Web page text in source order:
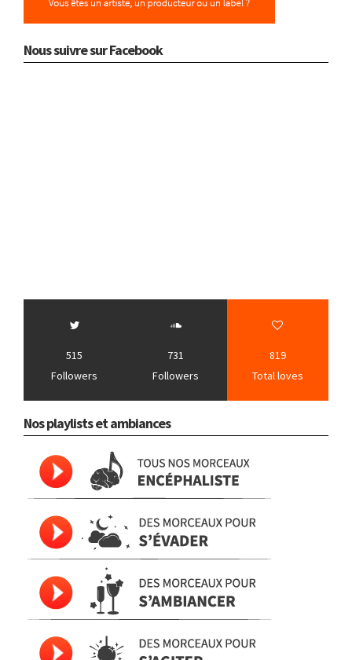
Nous suivre sur Facebook
515
Followers
731
Followers
819
Total loves
Nos playlists et ambiances